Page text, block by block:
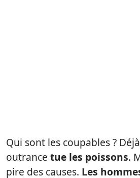
Qui sont les coupables ?
outrance tue les poissons.
pire des causes. Les